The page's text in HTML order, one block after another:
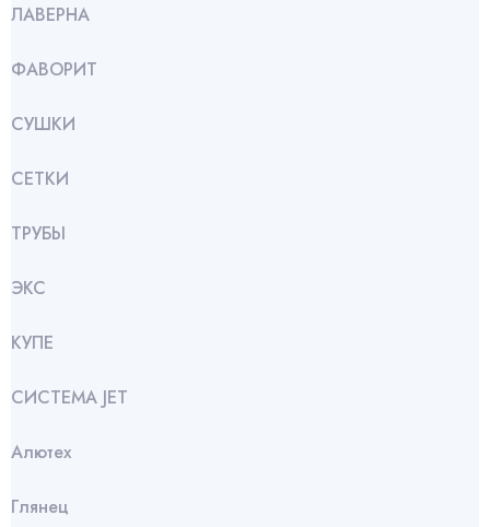
ЛАВЕРНА
ФАВОРИТ
СУШКИ
СЕТКИ
ТРУБЫ
ЭКС
КУПЕ
СИСТЕМА JET
Алютех
Глянец